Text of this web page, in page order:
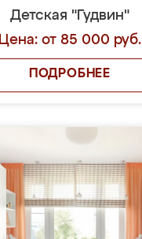
Детская "Гудвин"
Цена: от 85 000 руб.
ПОДРОБНЕЕ